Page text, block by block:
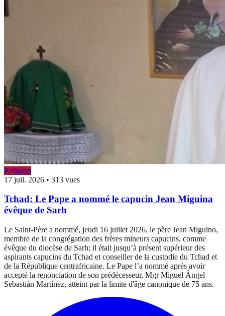
Religion
17 juil. 2026 • 313 vues
Tchad: Le Pape a nommé le capucin Jean Miguina
évêque de Sarh
Le Saint-Père a nommé, jeudi 16 juillet 2026, le père Jean Miguino,
membre de la congrégation des frères mineurs capucins, comme
évêque du diocèse de Sarh; il était jusqu’à présent supérieur des
aspirants capucins du Tchad et conseiller de la custodie du Tchad et
de la République centrafricaine. Le Pape l’a nommé après avoir
accepté la renonciation de son prédécesseur, Mgr Miguel Ángel
Sebastián Martínez, atteint par la limite d'âge canonique de 75 ans.